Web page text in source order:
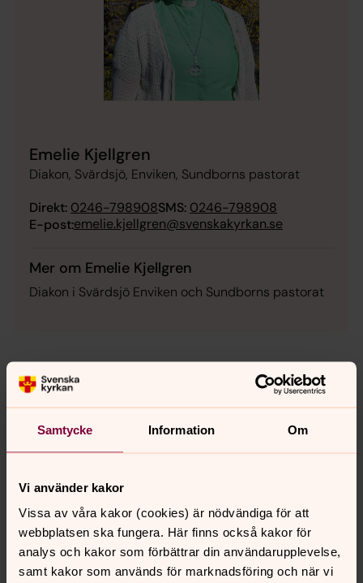
Samtycke Information Om
Vi använder kakor
Vissa av våra kakor (cookies) är nödvändiga för att
webbplatsen ska fungera. Här finns också kakor för
analys och kakor som förbättrar din användarupplevelse,
samt kakor som används för marknadsföring och när vi
Emelie Kjellgren
Diakon, Svärdsjö, Enviken, Sundborns pastorat
Direkt: 0246-798908SMS: 0246-798908
E-post:emelie.kjellgren@svenskakyrkan.se
Mer om Emelie Kjellgren
Diakon i Svärdsjö Enviken och Sundborns pastorat
Själkänsla
Ibland är livet härligt, ibland känns allt fel. Det är så livet
är. Och du är inte ensam om att känna som du känner.
Välkommen till en webbplats som särskilt vänder sig till
dig som är ung.
Brustna hjärtan
Fem artister. Fem låtar. Fem känslor att ta sig igenom
när hjärtat brister. Lyssna på Brustna Hjärtan – ett
album som bär dig genom hjärtesorgen. Du är inte